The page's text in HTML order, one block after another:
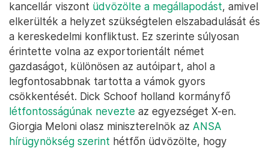
kancellár viszont üdvözölte a megállapodást, amivel
elkerülték a helyzet szükségtelen elszabadulását és
a kereskedelmi konfliktust. Ez szerinte súlyosan
érintette volna az exportorientált német
gazdaságot, különösen az autóipart, ahol a
legfontosabbnak tartotta a vámok gyors
csökkentését. Dick Schoof holland kormányfő
létfontosságúnak nevezte az egyezséget X-en.
Giorgia Meloni olasz miniszterelnök az ANSA
hírügynökség szerint hétfőn üdvözölte, hogy